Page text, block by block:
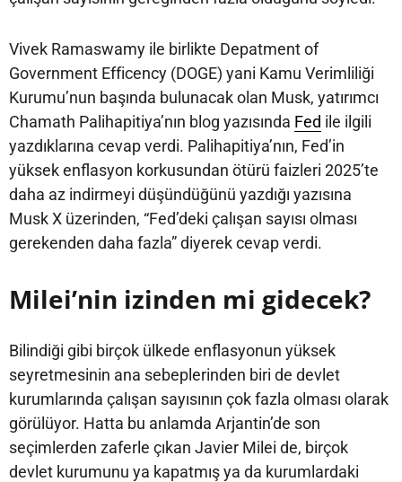
Vivek Ramaswamy ile birlikte Depatment of
Government Efficency (DOGE) yani Kamu Verimliliği
Kurumu’nun başında bulunacak olan Musk, yatırımcı
Chamath Palihapitiya’nın blog yazısında Fed ile ilgili
yazdıklarına cevap verdi. Palihapitiya’nın, Fed’in
yüksek enflasyon korkusundan ötürü faizleri 2025’te
daha az indirmeyi düşündüğünü yazdığı yazısına
Musk X üzerinden, “Fed’deki çalışan sayısı olması
gerekenden daha fazla” diyerek cevap verdi.
Milei’nin izinden mi gidecek?
Bilindiği gibi birçok ülkede enflasyonun yüksek
seyretmesinin ana sebeplerinden biri de devlet
kurumlarında çalışan sayısının çok fazla olması olarak
görülüyor. Hatta bu anlamda Arjantin’de son
seçimlerden zaferle çıkan Javier Milei de, birçok
devlet kurumunu ya kapatmış ya da kurumlardaki